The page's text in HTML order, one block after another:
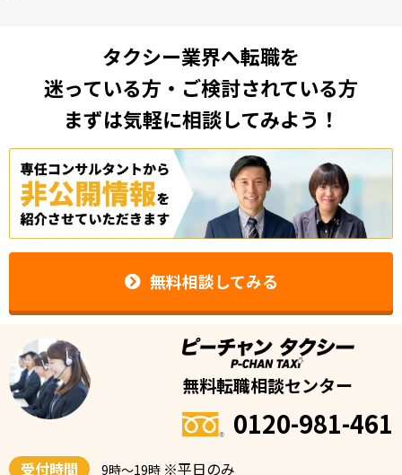
タクシー業界へ転職を
迷っている方・ご検討されている方
まずは気軽に相談してみよう！
無料相談してみる
無料転職相談センター
0120-981-461
受付時間 9時〜19時 ※平日のみ